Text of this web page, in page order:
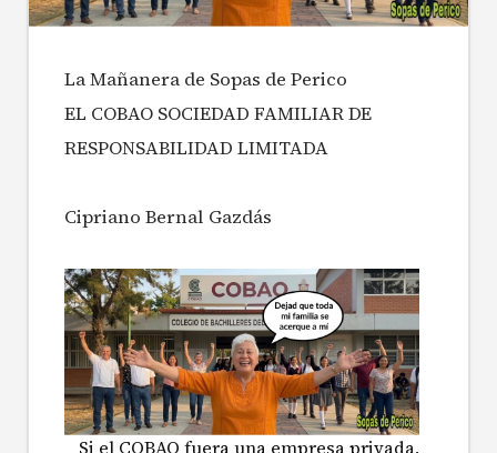
La Mañanera de Sopas de Perico
EL COBAO SOCIEDAD FAMILIAR DE
RESPONSABILIDAD LIMITADA
Cipriano Bernal Gazdás
Si el COBAO fuera una empresa privada,